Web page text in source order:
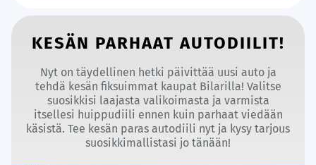
KESÄN PARHAAT AUTODIILIT!
Nyt on täydellinen hetki päivittää uusi auto ja
tehdä kesän fiksuimmat kaupat Bilarilla! Valitse
suosikkisi laajasta valikoimasta ja varmista
itsellesi huippudiili ennen kuin parhaat viedään
käsistä. Tee kesän paras autodiili nyt ja kysy tarjous
suosikkimallistasi jo tänään!